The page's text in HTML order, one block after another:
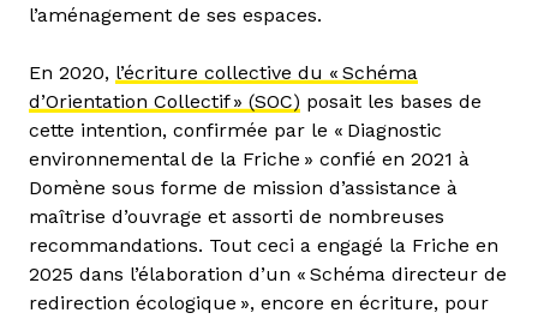
l’aménagement de ses espaces.
En 2020, l’écriture collective du « Schéma
d’Orientation Collectif » (SOC) posait les bases de
cette intention, confirmée par le « Diagnostic
environnemental de la Friche » confié en 2021 à
Domène sous forme de mission d’assistance à
maîtrise d’ouvrage et assorti de nombreuses
recommandations. Tout ceci a engagé la Friche en
2025 dans l’élaboration d’un « Schéma directeur de
redirection écologique », encore en écriture, pour